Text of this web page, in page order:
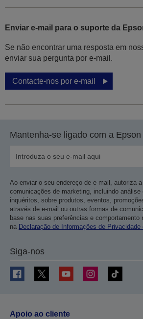
Enviar e-mail para o suporte da
Se não encontrar uma resposta em
enviar sua pergunta por e-mail.
Contacte-nos por e-mail
Mantenha-se ligado com a Epson
Ao enviar o seu endereço de e-mail, autoriza
comunicações de marketing, incluindo análise
inquéritos, sobre produtos, eventos,
através de e-mail ou outras formas de
base nas suas preferências e comportamento
na Declaração de Informações de Privacidade
Siga-nos
Apoio ao cliente